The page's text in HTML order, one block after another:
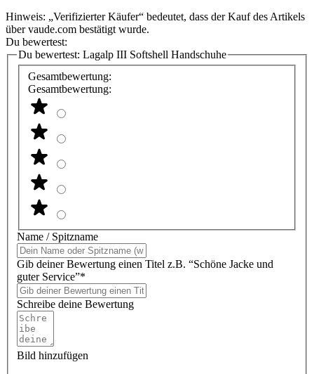
Hinweis: „Verifizierter Käufer“ bedeutet, dass der Kauf des Artikels
über vaude.com bestätigt wurde.
Du bewertest:
Du bewertest: Lagalp III Softshell Handschuhe
Gesamtbewertung:
Gesamtbewertung:
Name / Spitzname
Gib deiner Bewertung einen Titel z.B. “Schöne Jacke und
guter Service”*
Schreibe deine Bewertung
Bild hinzufügen